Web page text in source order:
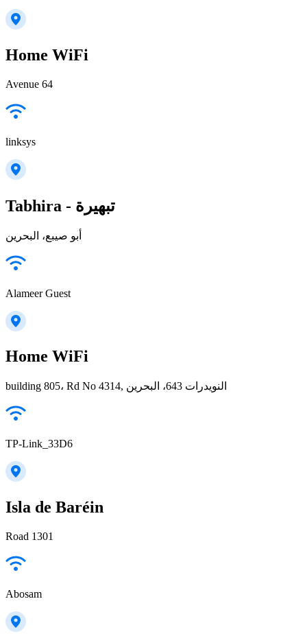
Home WiFi
Avenue 64
linksys
Tabhira - تبهيرة
أبو صيبع، البحرين
Alameer Guest
Home WiFi
building 805، Rd No 4314, النويدرات 643، البحرين
TP-Link_33D6
Isla de Baréin
Road 1301
Abosam